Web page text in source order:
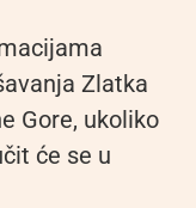
Zlatka
Gore, ukoliko
će se u